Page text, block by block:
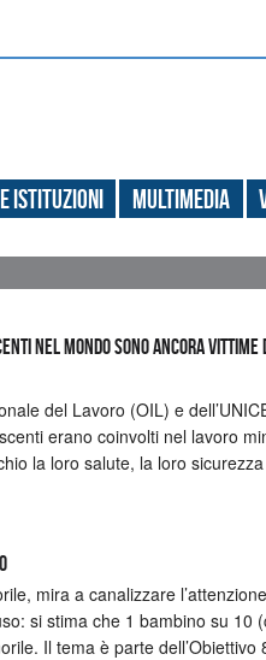
Istituzioni Multimedia
nel mondo sono ancora
del Lavoro (OIL) e
erano coinvolti nel lavoro
la loro salute, la loro
mira a canalizzare
si stima che 1 bambino su 10
Il tema è parte dell’Obiettivo